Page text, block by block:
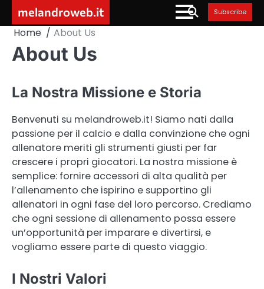
content
melandroweb.it Subscribe
Home About Us
About Us
La Nostra Missione e Storia
Benvenuti su melandroweb.it! Siamo nati dalla
passione per il calcio e dalla convinzione che ogni
allenatore meriti gli strumenti giusti per far
crescere i propri giocatori. La nostra missione è
semplice: fornire accessori di alta qualità per
l’allenamento che ispirino e supportino gli
allenatori in ogni fase del loro percorso. Crediamo
che ogni sessione di allenamento possa essere
un’opportunità per imparare e divertirsi, e
vogliamo essere parte di questo viaggio.
I Nostri Valori